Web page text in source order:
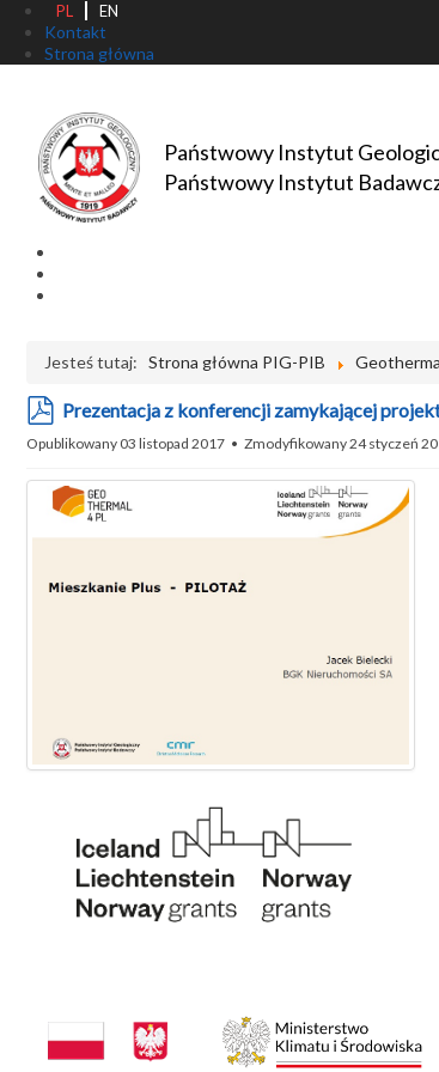
PL EN
Kontakt
Strona główna
Państwowy Instytut
Państwowy Instytut
Jesteś tutaj: Strona główna PIG-PIB
pdf
Prezentacja z konferencji zamykającej
Opublikowany 03 listopad 2017 Zmodyfikowany 24 styczeń